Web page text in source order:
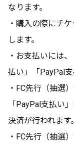
なります。
・購入の際にチ
します。
・お支払いには
払い」「PayPal
・FC先行（抽選
「PayPal支払い
決済が行われます。
・FC先行（抽選